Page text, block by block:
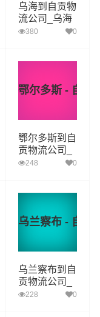
乌海到自贡物
流公司_乌海
到自贡货运_
380 0
鄂尔多斯 - 自贡
鄂尔多斯到自
贡物流公司_
鄂尔多斯到自
248 0
乌兰察布 - 自贡
乌兰察布到自
贡物流公司_
乌兰察布到自
228 0